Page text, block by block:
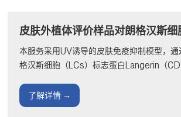
皮肤外植体评价样品对朗格汉斯细
本服务采用UV诱导的皮肤免疫抑制模型，
格汉斯细胞（LCs）标志蛋白Langerin（
品增···
了解详情 →